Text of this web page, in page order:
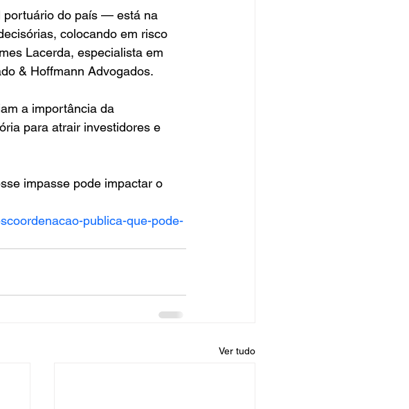
portuário do país — está na
colocando em risco
Lacerda, especialista em
& Hoffmann Advogados.
a importância da
para atrair investidores e
impasse pode impactar o
publica-que-pode-
Ver tudo